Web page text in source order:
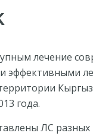
лечение
эффективными
года.
ЛС разных